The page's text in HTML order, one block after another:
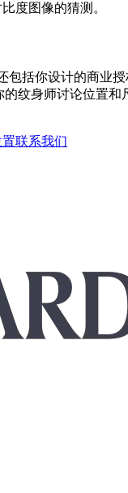
度图像的猜测。
包括你设计的商
纹身师讨论位置
联系我们